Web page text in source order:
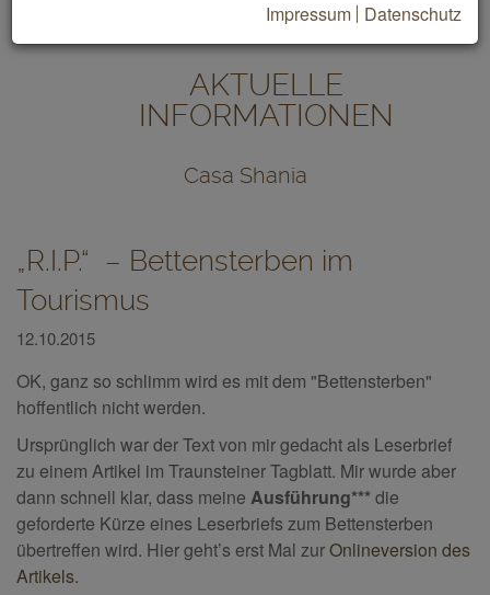
AKTUELLE
INFORMATIONEN
Casa Shania
„R.I.P.“ – Bettensterben im
Tourismus
12.10.2015
OK, ganz so schlimm wird es mit dem "Bettensterben"
hoffentlich nicht werden.
Ursprünglich war der Text von mir gedacht als Leserbrief
zu einem Artikel im Traunsteiner Tagblatt. Mir wurde aber
dann schnell klar, dass meine Ausführung***die
geforderte Kürze eines Leserbriefs zum Bettensterben
übertreffen wird. Hier geht’s erst Mal zurOnlineversion des
Artikels.
Impressum Datenschutz